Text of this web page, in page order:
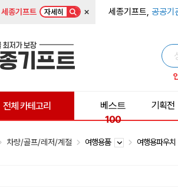
세종기프트 자세히 × 세종기프트, 공공기
전체 카테고리
베스트
100
기획전
차량/골프/레저/계절 여행용품 여행용파우